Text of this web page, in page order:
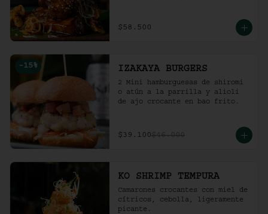
$58.500
-15 % IZAKAYA BURGERS
2 Mini hamburguesas de shiromi
o atún a la parrilla y alioli
de ajo crocante en bao frito.
$39.100$46.000
KO SHRIMP TEMPURA
Camarones crocantes con miel de
cítricos, cebolla, ligeramente
picante.